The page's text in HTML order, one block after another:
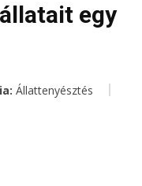
egy
Állattenyésztés